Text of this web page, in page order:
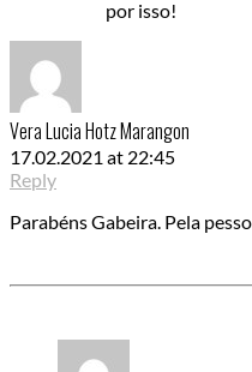
por isso!
Vera Lucia Hotz Marangon
17.02.2021 at 22:45
Reply
Parabéns Gabeira. Pela